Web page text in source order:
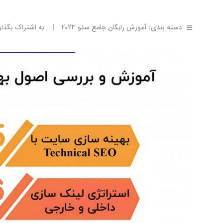
دسته بندی: آموزش رایگان جامع سئو 2023 | به اشتراک